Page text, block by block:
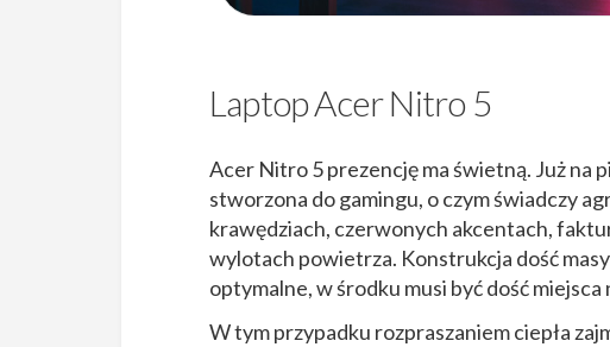
Laptop Acer Nitro 5
Acer Nitro 5 prezencję ma świetną. Już na
stworzona do gamingu, o czym świadczy
krawędziach, czerwonych akcentach,
wylotach powietrza. Konstrukcja dość
optymalne, w środku musi być dość
W tym przypadku rozpraszaniem ciepła